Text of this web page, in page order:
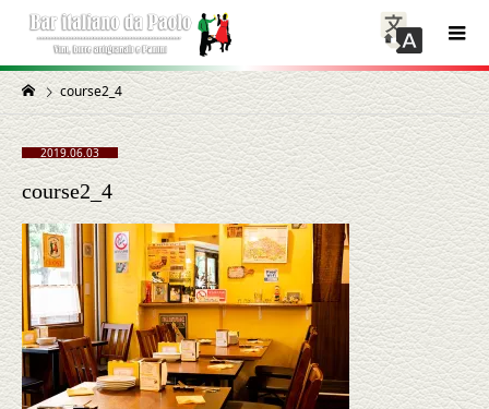
course2_4
2019.06.03
course2_4